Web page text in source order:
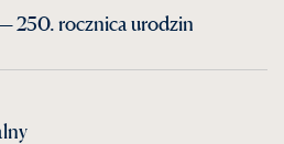
250. rocznica urodzin